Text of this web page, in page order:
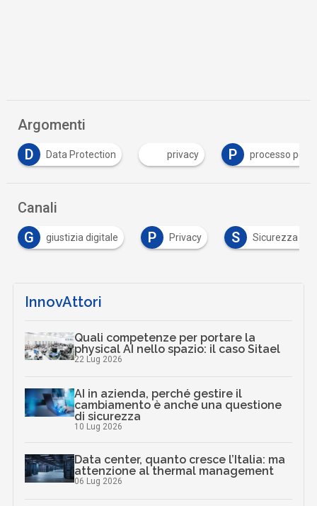
Argomenti
privacy P processo penale S social
Canali
giustizia digitale P Privacy S Sicurezza digitale
InnovAttori
Quali competenze per portare la
physical AI nello spazio: il caso Sitael
22 Lug 2026
AI in azienda, perché gestire il
cambiamento è anche una questione
di sicurezza
10 Lug 2026
Data center, quanto cresce l’Italia: ma
attenzione al thermal management
06 Lug 2026